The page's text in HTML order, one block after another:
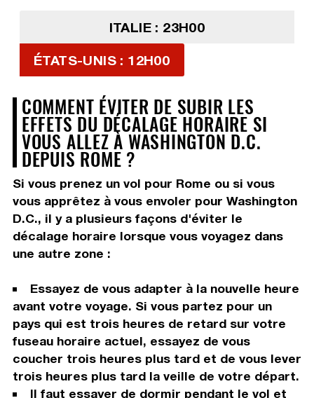
ITALIE : 23H00
ÉTATS-UNIS : 12H00
COMMENT ÉVITER DE SUBIR LES
EFFETS DU DÉCALAGE HORAIRE SI
VOUS ALLEZ À WASHINGTON D.C.
DEPUIS ROME ?
Si vous prenez un vol pour Rome ou si vous
vous apprêtez à vous envoler pour Washington
D.C., il y a plusieurs façons d'éviter le
décalage horaire lorsque vous voyagez dans
une autre zone :
Essayez de vous adapter à la nouvelle heure
avant votre voyage. Si vous partez pour un
pays qui est trois heures de retard sur votre
fuseau horaire actuel, essayez de vous
coucher trois heures plus tard et de vous lever
trois heures plus tard la veille de votre départ.
Il faut essayer de dormir pendant le vol et